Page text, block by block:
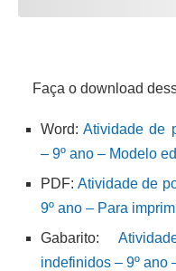
Faça o download
Word:Atividade de
– 9º ano – Modelo
PDF: Atividade de
9º ano – Para
Gabarito:
indefinidos – 9º ano